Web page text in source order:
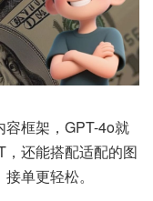
容框架，GPT-4o就
还能搭配适配的图
单更轻松。